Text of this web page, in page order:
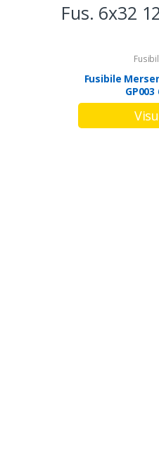
Fus. 6x32
Fusibile
GP003